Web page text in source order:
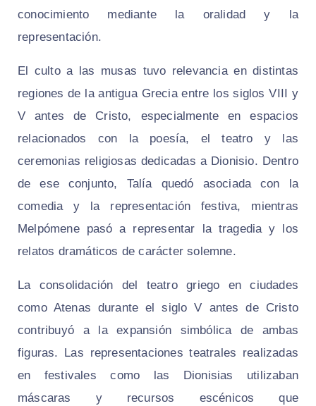
conocimiento mediante la oralidad y la
representación.
El culto a las musas tuvo relevancia en distintas
regiones de la antigua Grecia entre los siglos VIII y
V antes de Cristo, especialmente en espacios
relacionados con la poesía, el teatro y las
ceremonias religiosas dedicadas a Dionisio. Dentro
de ese conjunto, Talía quedó asociada con la
comedia y la representación festiva, mientras
Melpómene pasó a representar la tragedia y los
relatos dramáticos de carácter solemne.
La consolidación del teatro griego en ciudades
como Atenas durante el siglo V antes de Cristo
contribuyó a la expansión simbólica de ambas
figuras. Las representaciones teatrales realizadas
en festivales como las Dionisias utilizaban
máscaras y recursos escénicos que